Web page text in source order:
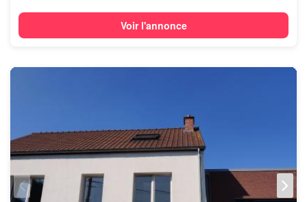
Voir l'annonce